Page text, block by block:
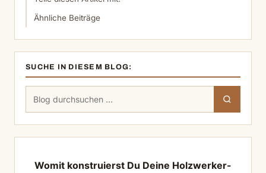
Ähnliche Beiträge
SUCHE IN DIESEM BLOG:
Suchen
Womit konstruierst Du Deine Holzwerker-